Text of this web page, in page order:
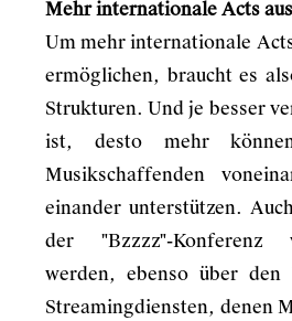
Mehr internationale Acts
Um mehr internationale
ermöglichen, braucht es
Strukturen. Und je besser
ist, desto mehr
Musikschaffenden
einander unterstützen.
der "Bzzzz"-Konferenz
werden, ebenso über
Streamingdiensten, denen